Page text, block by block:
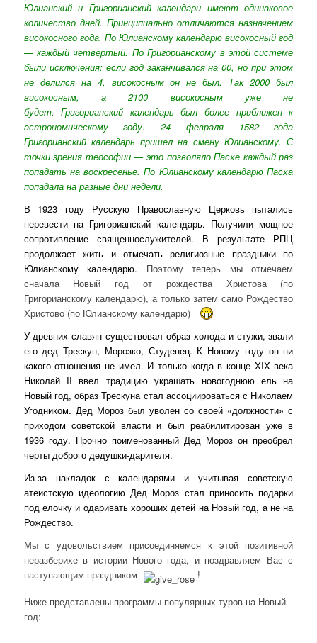
Юлианский и Григорианский календари имеют одинаковое
количество дней. Принципиально отличаются назначением
високосного года. По Юлианскому календарю високосный год
— каждый четвертый. По Григорианскому в этой системе
были исключения: если год заканчивался на 00, но при этом
не делился на 4, високосным он не был. Так 2000 был
високосным, а 2100 високосным уже не
будет. Григорианский календарь был более приближен к
астрономическому году. 24 февраля 1582 года
Григорианский календарь пришел на смену Юлианскому. С
точки зрения теософии — это позволяло Пасхе каждый раз
попадать на воскресенье. По Юлианскому календарю Пасха
попадала на разные дни недели.
В 1923 году Русскую Православную Церковь пытались
перевести на Григорианский календарь. Получили мощное
сопротивление священнослужителей. В результате РПЦ
продолжает жить и отмечать религиозные праздники по
Юлианскому календарю. Поэтому теперь мы отмечаем
сначала Новый год от рождества Христова (по
Григорианскому календарю), а только затем само Рождество
Христово (по Юлианскому календарю)
У древних славян существовал образ холода и стужи, звали
его дед Трескун, Морозко, Студенец. К Новому году он ни
какого отношения не имел. И только когда в конце XIX века
Николай II ввел традицию украшать новогоднюю ель на
Новый год, образ Трескуна стал ассоциироваться с Николаем
Угодником. Дед Мороз был уволен со своей «должности» с
приходом советской власти и был реабилитирован уже в
1936 году. Прочно поименованный Дед Мороз он преобрел
черты доброго дедушки-дарителя.
Из-за накладок с календарями и учитывая советскую
атеистскую идеологию Дед Мороз стал приносить подарки
под елочку и одаривать хороших детей на Новый год, а не на
Рождество.
Мы с удовольствием присоединяемся к этой позитивной
неразберихе в истории Нового года, и поздравляем Вас с
наступающим праздником
!
Ниже представлены программы популярных туров на Новый
год: